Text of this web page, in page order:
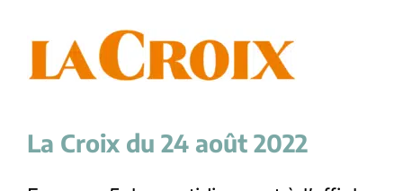
La Croix du 24 août 2022